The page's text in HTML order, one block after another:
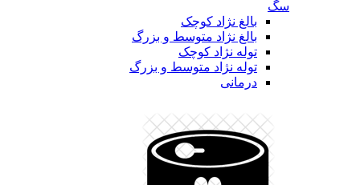
سگ
بالغ نژاد کوچک
بالغ نژاد متوسط و بزرگ
توله نژاد کوچک
توله نژاد متوسط و بزرگ
درمانی